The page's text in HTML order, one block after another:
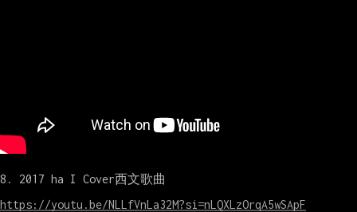
8. 2017 ha I Cover西文歌曲
https://youtu.be/NLLfVnLa32M?si=nLQXLzOrqA5wSApF